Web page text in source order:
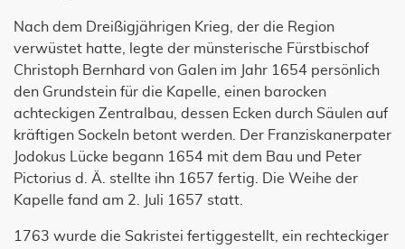
Nach dem Dreißigjährigen Krieg, der die Region
verwüstet hatte, legte der münsterische Fürstbischof
Christoph Bernhard von Galen im Jahr 1654 persönlich
den Grundstein für die Kapelle, einen barocken
achteckigen Zentralbau, dessen Ecken durch Säulen auf
kräftigen Sockeln betont werden. Der Franziskanerpater
Jodokus Lücke begann 1654 mit dem Bau und Peter
Pictorius d. Ä. stellte ihn 1657 fertig. Die Weihe der
Kapelle fand am 2. Juli 1657 statt.
1763 wurde die Sakristei fertiggestellt, ein rechteckiger